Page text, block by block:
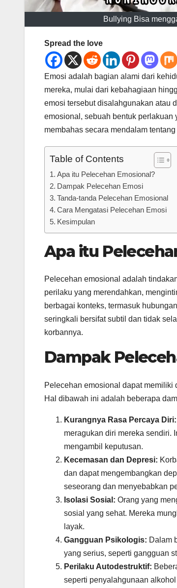
Bullying Bisa
Spread the love
Emosi adalah bagian alami dari
mereka, mulai dari kebahagiaan
emosi tersebut disalahgunakan atau
emosional, sebuah bentuk
membahas secara mendalam
Table of Contents
Apa itu Pelecehan Emosional?
Dampak Pelecehan Emosi
Tanda-tanda Pelecehan Emosional
Cara Mengatasi Pelecehan Emosi
Kesimpulan
Apa itu
Pelecehan emosional adalah
perilaku yang merendahkan,
berbagai konteks, termasuk
seringkali bersifat subtil dan tidak
korbannya.
Dampak
Pelecehan emosional dapat memiliki
Hal dibawah ini adalah beberapa
Kurangnya Rasa Percaya Diri:
meragukan diri mereka sendiri.
mengambil keputusan.
Kecemasan dan Depresi:
dan dapat mengembangkan
seseorang dan menyebabkan
Isolasi Sosial: Orang yang
sosial yang sehat. Mereka
layak.
Gangguan Psikologis: Dalam
yang serius, seperti gangguan
Perilaku Autodestruktif:
seperti penyalahgunaan alkohol